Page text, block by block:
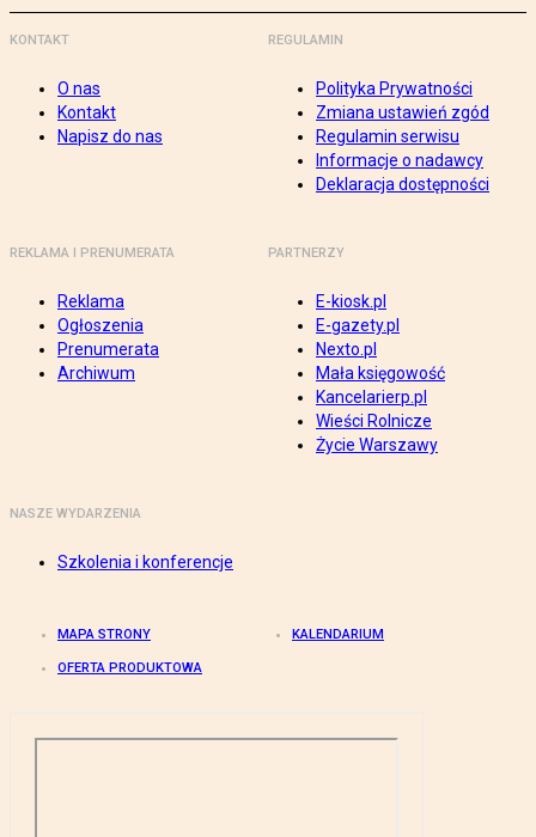
KONTAKT
O nas
Kontakt
Napisz do nas
REGULAMIN
Polityka Prywatności
Zmiana ustawień zgód
Regulamin serwisu
Informacje o nadawcy
Deklaracja dostępności
REKLAMA I PRENUMERATA
Reklama
Ogłoszenia
Prenumerata
Archiwum
PARTNERZY
E-kiosk.pl
E-gazety.pl
Nexto.pl
Mała księgowość
Kancelarierp.pl
Wieści Rolnicze
Życie Warszawy
NASZE WYDARZENIA
Szkolenia i konferencje
MAPA STRONY KALENDARIUM
OFERTA PRODUKTOWA